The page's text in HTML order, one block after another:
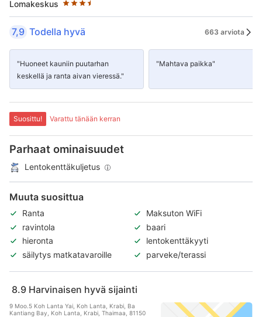
Lomakeskus
7,9 Todella hyvä 663 arviota
"Huoneet kauniin puutarhan
keskellä ja ranta aivan vieressä."
"Mahtava paikka"
Suosittu! Varattu tänään kerran
Parhaat ominaisuudet
Lentokenttäkuljetus
Muuta suosittua
Ranta
Maksuton WiFi
ravintola
baari
hieronta
lentokenttäkyyti
säilytys matkatavaroille
parveke/terassi
8.9 Harvinaisen hyvä sijainti
9 Moo.5 Koh Lanta Yai, Koh Lanta, Krabi, Ba
Kantiang Bay, Koh Lanta, Krabi, Thaimaa, 81150